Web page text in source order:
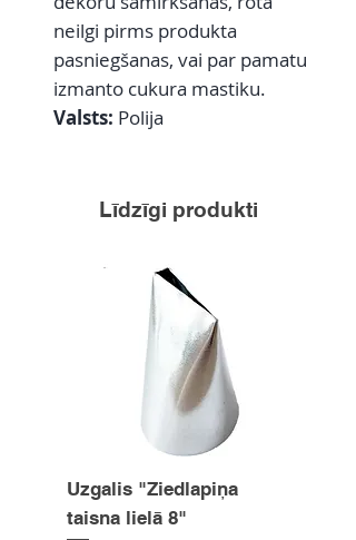
neilgi pirms produkta
pasniegšanas, vai par pamatu
izmanto cukura mastiku.
Valsts: Polija
Līdzīgi produkti
Uzgalis "Ziedlapiņa
taisna lielā 8"